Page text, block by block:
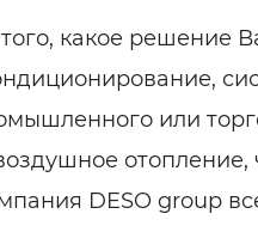
какое решение
или
DESO group